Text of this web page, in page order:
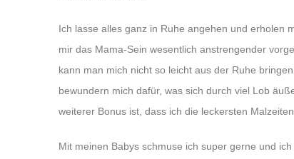
Ich lasse alles ganz in Ruhe angehen und erholen
mir das Mama-Sein wesentlich anstrengender
kann man mich nicht so leicht aus der Ruhe
bewundern mich dafür, was sich durch viel Lob
weiterer Bonus ist, dass ich die leckersten
Mit meinen Babys schmuse ich super gerne und